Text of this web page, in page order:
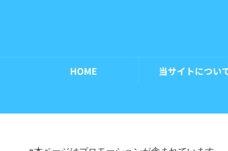
HOME 当サイトについ